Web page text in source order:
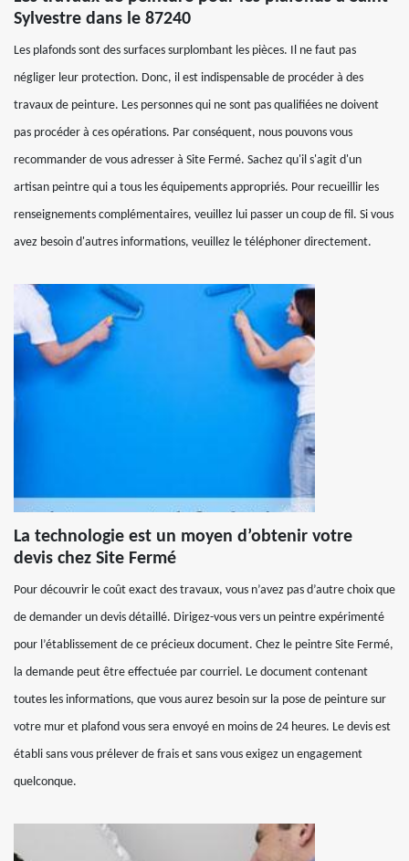
Sylvestre dans le 87240
Les plafonds sont des surfaces surplombant les pièces. Il ne faut pas
négliger leur protection. Donc, il est indispensable de procéder à des
travaux de peinture. Les personnes qui ne sont pas qualifiées ne doivent
pas procéder à ces opérations. Par conséquent, nous pouvons vous
recommander de vous adresser à Site Fermé. Sachez qu'il s'agit d'un
artisan peintre qui a tous les équipements appropriés. Pour recueillir les
renseignements complémentaires, veuillez lui passer un coup de fil. Si vous
avez besoin d'autres informations, veuillez le téléphoner directement.
La technologie est un moyen d’obtenir votre
devis chez Site Fermé
Pour découvrir le coût exact des travaux, vous n’avez pas d’autre choix que
de demander un devis détaillé. Dirigez-vous vers un peintre expérimenté
pour l’établissement de ce précieux document. Chez le peintre Site Fermé,
la demande peut être effectuée par courriel. Le document contenant
toutes les informations, que vous aurez besoin sur la pose de peinture sur
votre mur et plafond vous sera envoyé en moins de 24 heures. Le devis est
établi sans vous prélever de frais et sans vous exigez un engagement
quelconque.